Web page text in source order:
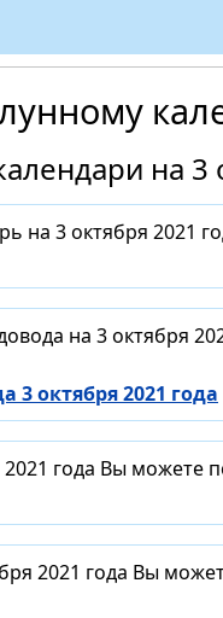
на 3
на 3 октября 2021
на 3 октября
3 октября 2021 года
года Вы можете
2021 года Вы